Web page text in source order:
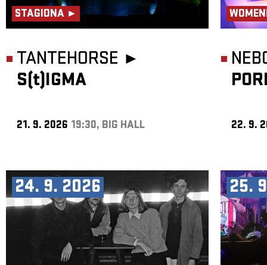
STAGIONA ►
TANTEHORSE ►
S(t)IGMA
21. 9. 2026 19:30, BIG HALL 22. 9.
24. 9. 2026 25.